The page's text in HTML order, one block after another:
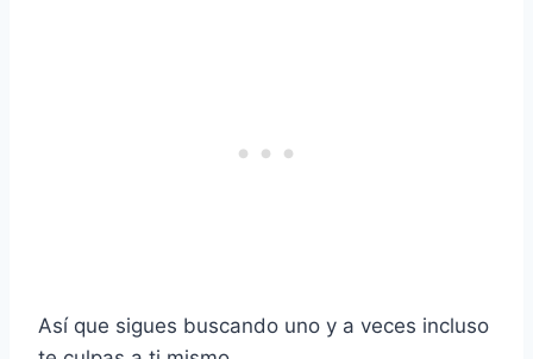
Así que sigues buscando uno y a veces incluso